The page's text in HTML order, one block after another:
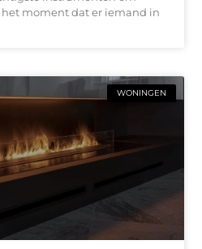
moment dat er iemand in
WONINGEN